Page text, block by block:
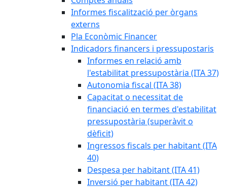
Informes fiscalització per òrgans
externs
Pla Econòmic Financer
Indicadors financers i pressupostaris
Informes en relació amb
l'estabilitat pressupostària (ITA 37)
Autonomia fiscal (ITA 38)
Capacitat o necessitat de
financiació en termes d'estabilitat
pressupostària (superàvit o
dèficit)
Ingressos fiscals per habitant (ITA
40)
Despesa per habitant (ITA 41)
Inversió per habitant (ITA 42)